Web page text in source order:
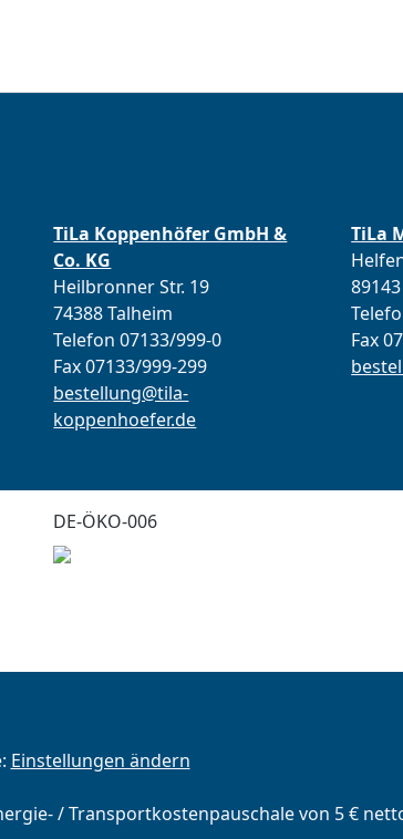
TiLa Koppenhöfer GmbH &
Co. KG
Heilbronner Str. 19
74388 Talheim
Telefon 07133/999-0
Fax 07133/999-299
bestellung@tila-
koppenhoefer.de
TiLa
Fax
DE-ÖKO-006
Einstellungen ändern
/ Transportkostenpauschale von 5 €